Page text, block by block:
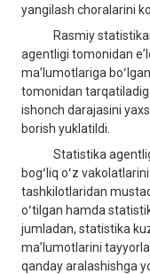
yangilash choralarini
Rasmiy
agentligi tomonidan
maʼlumotlariga
tomonidan
ishonch darajasini
borish yuklatildi.
Statistika agentligi
bogʻliq oʻz
tashkilotlaridan
oʻtilgan hamda
jumladan, statistika
maʼlumotlarini
qanday aralashishga